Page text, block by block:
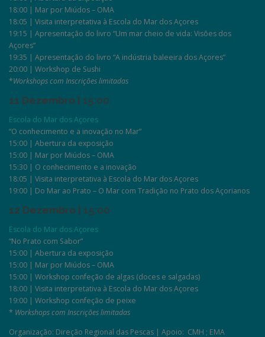
18:00 | Mar por Miúdos – OMA
18:05 | Visita interpretativa à Escola do Mar dos Açores
19:15 | Apresentação do livro “Um mar cheio de vida: Visões dos
Açores”
19:35 | Apresentação do livro “A indústria baleeira dos Açores”
20:00 | Workshop de Sushi
*Workshops com Inscrições limitadas
11 Dezembro | 15:00
Escola do Mar dos Açores
“O conhecimento e a inovação no Mar”
15:00 | Abertura da exposição
15:00 | Mar por Miúdos – OMA
15:30 | O conhecimento e a inovação
18:05 | Visita interpretativa à Escola do Mar dos Açores
19:00 | Do Mar ao Prato – O Mar com Tradição no Prato dos Açorianos
12 Dezembro | 15:00
Escola do Mar dos Açores
“No Prato com Sabor”
15:00 | Abertura da exposição
15:00 | Mar por Miúdos – OMA
15:00 | Workshop confeção de algas (doces e salgadas)
18:00 | Visita interpretativa à Escola do Mar dos Açores
19:00 | Workshop confeção de peixe
* Workshops com Inscrições limitadas
Organização: Direção Regional das Pescas | Apoio: CMH ; EMA